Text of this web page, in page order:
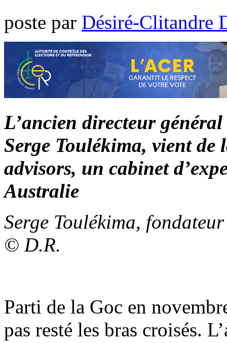
poste par Désiré-Clitandre
L’ancien directeur
Serge Toulékima, vient
advisors, un cabinet
Australie
Serge Toulékima,
© D.R.
Parti de la Goc en
pas resté les bras croisés.